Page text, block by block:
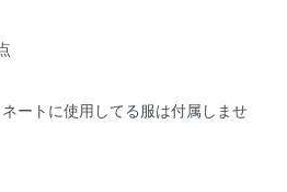
ートに使用してる服は付属しませ